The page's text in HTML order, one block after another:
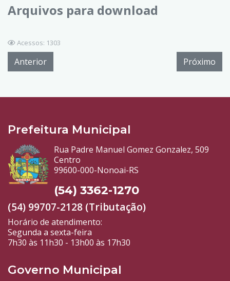
Arquivos para download
Acessos: 1303
Anterior Próximo
Prefeitura Municipal
Rua Padre Manuel Gomez Gonzalez, 509
Centro
99600-000-Nonoai-RS
(54) 3362-1270
(54) 99707-2128 (Tributação)
Horário de atendimento:
Segunda a sexta-feira
7h30 às 11h30 - 13h00 às 17h30
Governo Municipal